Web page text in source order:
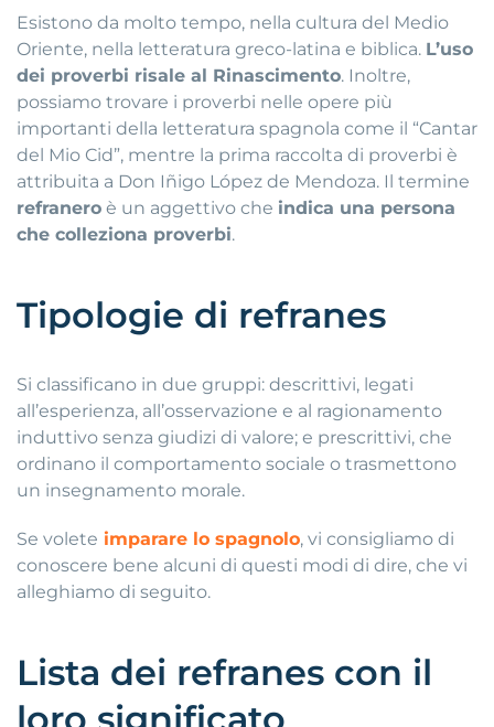
Esistono da molto tempo, nella cultura del Medio
Oriente, nella letteratura greco-latina e biblica. L’uso
dei proverbi risale al Rinascimento. Inoltre,
possiamo trovare i proverbi nelle opere più
importanti della letteratura spagnola come il “Cantar
del Mio Cid”, mentre la prima raccolta di proverbi è
attribuita a Don Iñigo López de Mendoza. Il termine
refranero è un aggettivo che indica una persona
che colleziona proverbi.
Tipologie di refranes
Si classificano in due gruppi: descrittivi, legati
all’esperienza, all’osservazione e al ragionamento
induttivo senza giudizi di valore; e prescrittivi, che
ordinano il comportamento sociale o trasmettono
un insegnamento morale.
Se volete imparare lo spagnolo, vi consigliamo di
conoscere bene alcuni di questi modi di dire, che vi
alleghiamo di seguito.
Lista dei refranes con il